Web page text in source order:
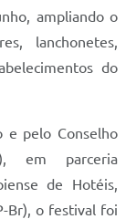
ampliando o
lanchonetes,
do
e pelo Conselho
em parceria
de Hotéis,
Br), o festival foi